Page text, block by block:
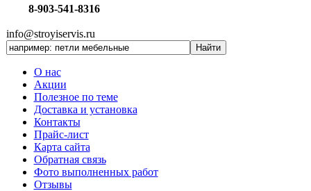
8-903-541-8316
info@stroyiservis.ru
О нас
Акции
Полезное по теме
Доставка и установка
Контакты
Прайс-лист
Карта сайта
Обратная связь
Фото выполненных работ
Отзывы